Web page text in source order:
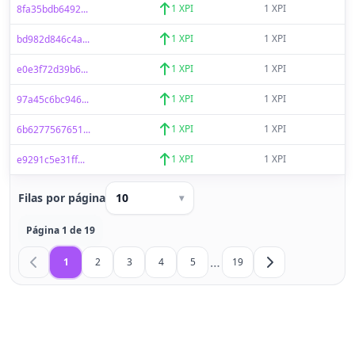
8fa35bdb6492... 1 XPI 1 XPI
bd982d846c4a... 1 XPI 1 XPI
e0e3f72d39b6... 1 XPI 1 XPI
97a45c6bc946... 1 XPI 1 XPI
6b6277567651... 1 XPI 1 XPI
e9291c5e31ff... 1 XPI 1 XPI
Filas por página 10 ▾
Página 1 de 19
1 2 3 4 5 … 19